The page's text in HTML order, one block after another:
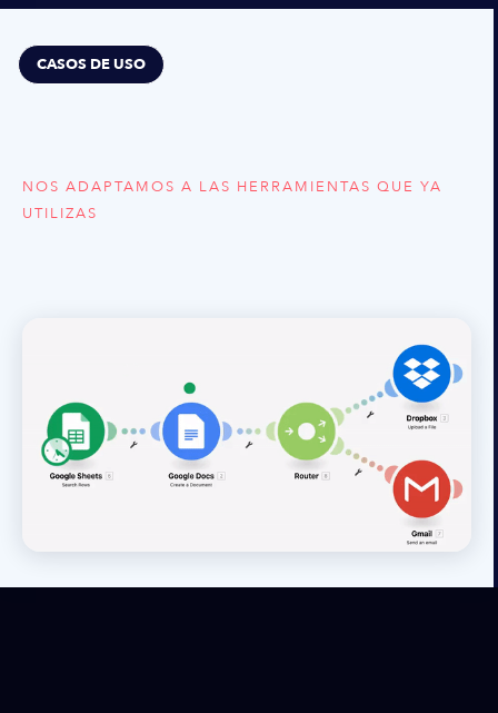
CASOS DE USO
NOS ADAPTAMOS A LAS HERRAMIENTAS QUE YA
UTILIZAS